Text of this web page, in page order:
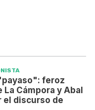
feroz
La Cámpora y Abal
el discurso de